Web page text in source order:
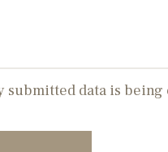
submitted data is being